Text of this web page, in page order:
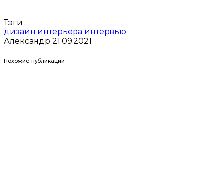
Тэги
дизайн интерьера интервью
Александр 21.09.2021
Похожие публикации